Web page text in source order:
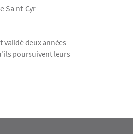
Saint-Cyr-
validé deux années
poursuivent leurs